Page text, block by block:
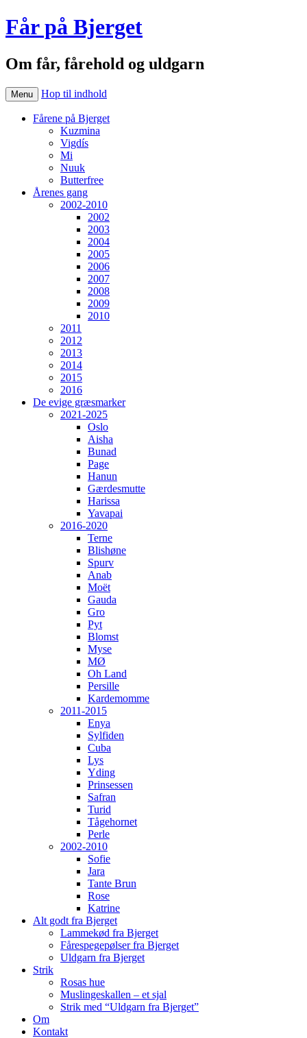
Får på Bjerget
Om får, fårehold og uldgarn
Menu Hop til indhold
Fårene på Bjerget
Kuzmina
Vigdís
Mi
Nuuk
Butterfree
Årenes gang
2002-2010
2002
2003
2004
2005
2006
2007
2008
2009
2010
2011
2012
2013
2014
2015
2016
De evige græsmarker
2021-2025
Oslo
Aisha
Bunad
Page
Hanun
Gærdesmutte
Harissa
Yavapai
2016-2020
Terne
Blishøne
Spurv
Anab
Moët
Gauda
Gro
Pyt
Blomst
Myse
MØ
Oh Land
Persille
Kardemomme
2011-2015
Enya
Sylfiden
Cuba
Lys
Yding
Prinsessen
Safran
Turid
Tågehornet
Perle
2002-2010
Sofie
Jara
Tante Brun
Rose
Katrine
Alt godt fra Bjerget
Lammekød fra Bjerget
Fårespegepølser fra Bjerget
Uldgarn fra Bjerget
Strik
Rosas hue
Muslingeskallen – et sjal
Strik med “Uldgarn fra Bjerget”
Om
Kontakt